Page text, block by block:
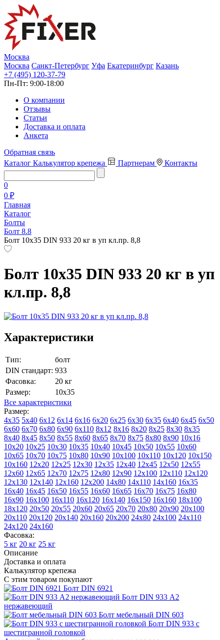
Москва
Москва Санкт-Петербург Уфа Екатеринбург Казань
+7 (495) 120-37-79
Пн-Пт: 9:00-18:00
О компании
Отзывы
Статьи
Доставка и оплата
Анкета
Обратная связь
Каталог Калькулятор крепежа Партнерам Контакты
0
0 ₽
Главная
Каталог
Болты
Болт 8.8
Болт 10х35 DIN 933 20 кг в уп кл.пр. 8,8
Болт 10х35 DIN 933 20 кг в уп
кл.пр. 8,8
Характеристики
Тип:
болт
DIN стандарт: 933
Фасовка:
20 кг
Размер:
10х35
Все характеристики
Размер:
4х35 5х40 6х12 6х14 6х16 6х20 6х25 6х30 6х35 6х40 6х45 6х50
6х60 6х70 6х80 6х90 6х110 8х12 8х16 8х20 8х25 8х30 8х35
8х40 8х45 8х50 8х55 8х60 8х65 8х70 8х75 8х80 8х90 10х16
10х20 10х25 10х30 10х35 10х40 10х45 10х50 10х55 10х60
10х65 10х70 10х75 10х80 10х90 10х100 10х110 10х120 10х150
10х160 12х20 12х25 12х30 12х35 12х40 12х45 12х50 12х55
12х60 12х65 12х70 12х75 12х80 12х90 12х100 12х110 12х120
12х130 12х140 12х160 12х200 14х80 14х110 14х160 16х35
16х40 16х45 16х50 16х55 16х60 16х65 16х70 16х75 16х80
16х90 16х100 16х110 16х120 16х140 16х150 16х160 18х100
18х120 20х50 20х55 20х60 20х65 20х70 20х80 20х90 20х100
20х110 20х120 20х140 20х160 20х200 24х80 24х100 24х110
24х120 24х160
Фасовка:
5 кг 20 кг 25 кг
Описание
Доставка и оплата
Калькулятор крепежа
С этим товаром покупают
Болт DIN 6921
Болт DIN 933 A2
нержавеющий
Болт мебельный DIN 603
Болт DIN 933 с
шестигранной головкой